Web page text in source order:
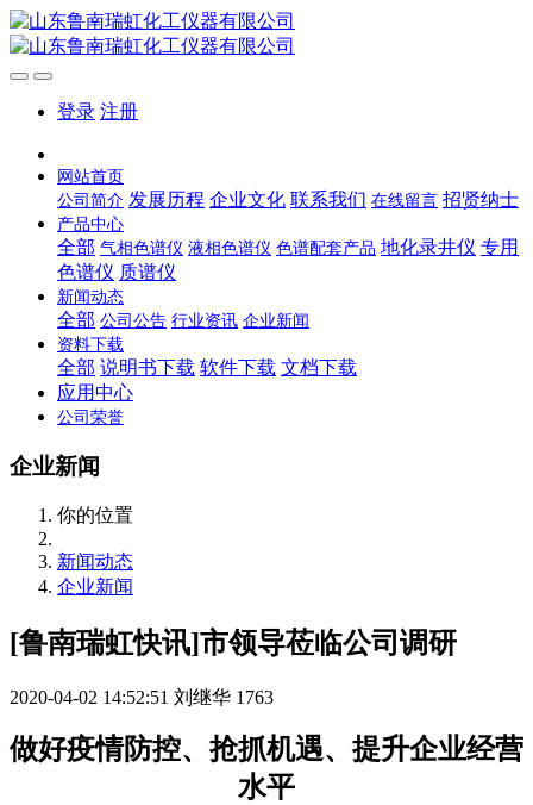
登录 注册
网站首页
公司简介 发展历程 企业文化 联系我们 在线留言 招贤纳士
产品中心
全部 气相色谱仪 液相色谱仪 色谱配套产品 地化录井仪 专用
色谱仪 质谱仪
新闻动态
全部 公司公告 行业资讯 企业新闻
资料下载
全部 说明书下载 软件下载 文档下载
应用中心
公司荣誉
企业新闻
你的位置
新闻动态
企业新闻
[鲁南瑞虹快讯]市领导莅临公司调研
2020-04-02 14:52:51 刘继华 1763
做好疫情防控、抢抓机遇、提升企业经营
水平